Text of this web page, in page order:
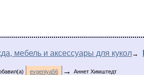
мебель и аксессуары для кукол→
evgeniya56 → Аннет Химштедт